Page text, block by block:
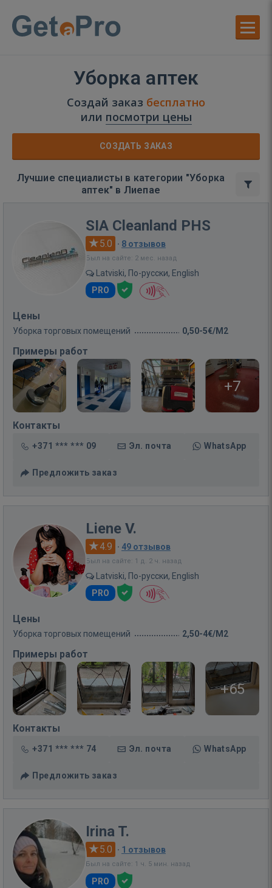
Уборка аптек
Создай заказ бесплатно
или посмотри цены
СОЗДАТЬ ЗАКАЗ
Лучшие специалисты в категории "Уборка
аптек" в Лиепае
SIA Cleanland PHS
5.0 · 8 отзывов
Был на сайте: 2 мес. назад
Latviski, По-русски, English
PRO
Цены
Уборка торговых помещений 0,50-5€/M2
Примеры работ
+7
Контакты
+371 *** *** 09 Эл. почта WhatsApp
Предложить заказ
Liene V.
4.9 · 49 отзывов
Был на сайте: 1 д. 2 ч. назад
Latviski, По-русски, English
PRO
Цены
Уборка торговых помещений 2,50-4€/M2
Примеры работ
+65
Контакты
+371 *** *** 74 Эл. почта WhatsApp
Предложить заказ
Irina T.
5.0 · 1 отзывов
Был на сайте: 1 ч. 5 мин. назад
PRO